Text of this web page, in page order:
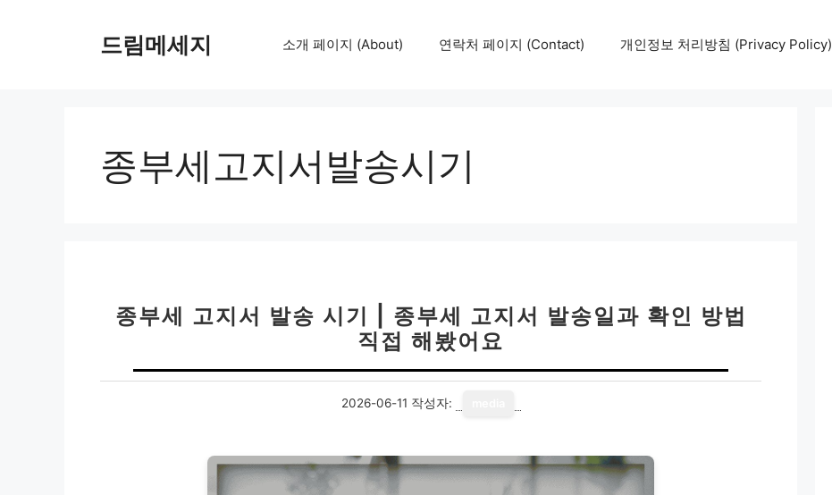
드림메세지 소개 페이지 (About) 연락처 페이지 (Contact) 개인정보 처리방침 (Privacy Policy)
종부세고지서발송시기
종부세 고지서 발송 시기 | 종부세 고지서 발송일과 확인 방법
직접 해봤어요
2026-06-11 작성자: